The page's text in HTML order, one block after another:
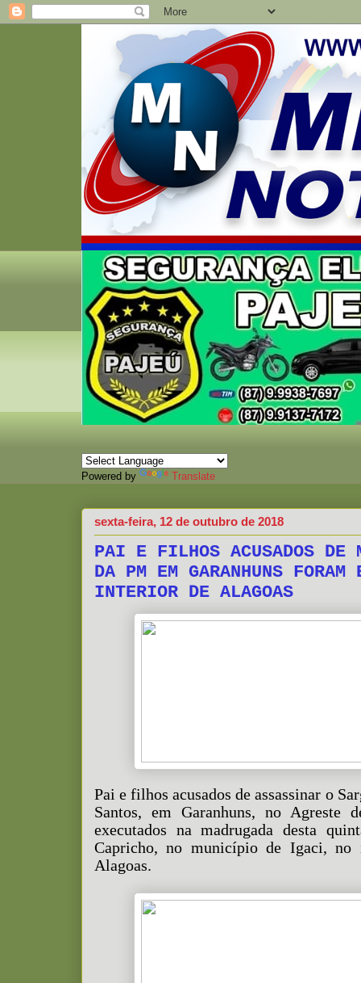
Powered by Translate
sexta-feira, 12 de outubro de 2018
PAI E FILHOS ACUSADOS DE
DA PM EM GARANHUNS FORAM
INTERIOR DE ALAGOAS
Pai e filhos acusados de assassinar o
Santos, em Garanhuns, no Agreste
executados na madrugada desta
Capricho, no município de Igaci, no
Alagoas.